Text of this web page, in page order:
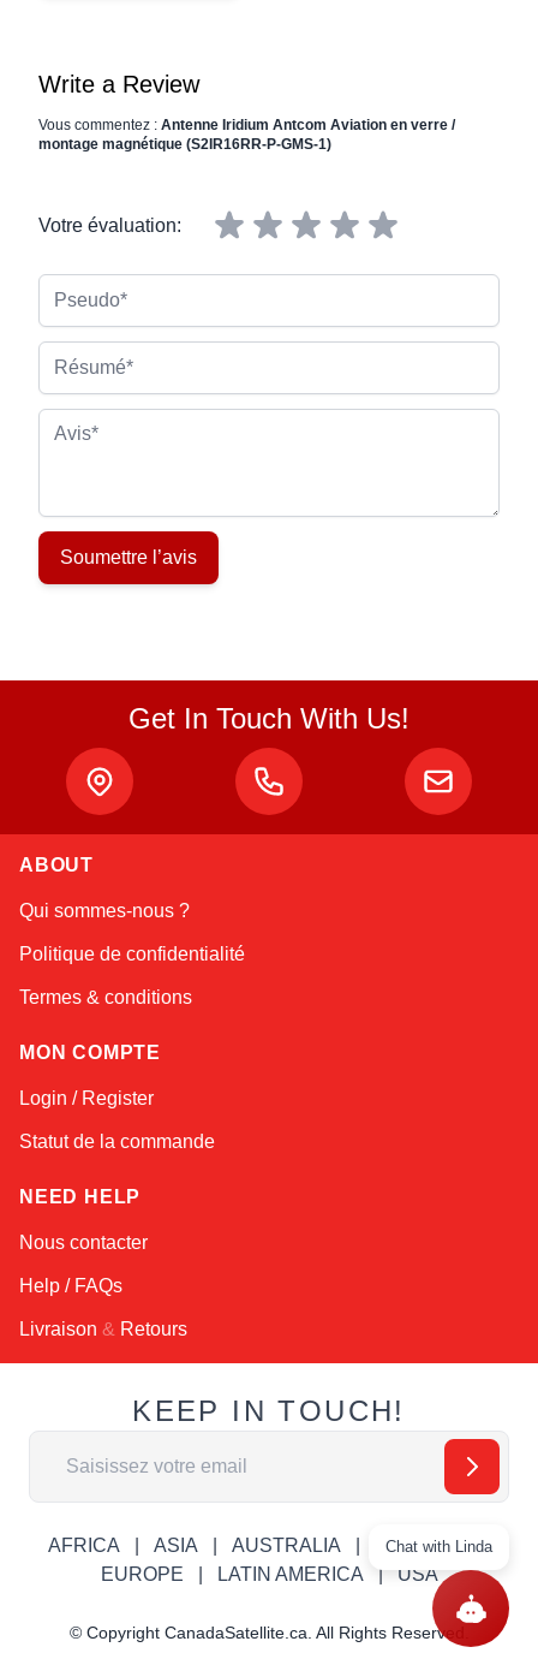
Write a Review
Vous commentez : Antenne Iridium Antcom Aviation en verre /
montage magnétique (S2IR16RR-P-GMS-1)
Votre évaluation:
Résumé
Avis
Soumettre l’avis
Get In Touch With Us!
ABOUT
Qui sommes-nous ?
Politique de confidentialité
Termes & conditions
MON COMPTE
Login / Register
Statut de la commande
NEED HELP
Nous contacter
Help / FAQs
Livraison & Retours
KEEP IN TOUCH!
Adresse email
AFRICA ASIA AUSTRALIA
CANADA
EUROPE
LATIN AMERICA USA
© Copyright CanadaSatellite.ca. All Rights Reserved.
Chat with Linda